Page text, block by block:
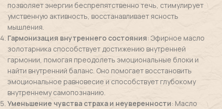
позволяет энергии беспрепятственно течь, стимулирует
умственную активность, восстанавливает ясность
мышления.
Гармонизация внутреннего состояния: Эфирное масло
золотарника способствует достижению внутренней
гармонии, помогая преодолеть эмоциональные блоки и
найти внутренний баланс. Оно помогает восстановить
эмоциональное равновесие и способствует глубокому
внутреннему самопознанию.
Уменьшение чувства страха и неуверенности: Масло